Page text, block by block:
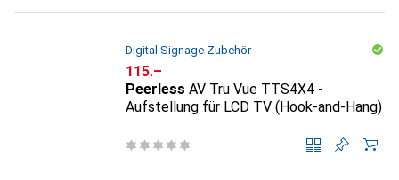
Digital Signage Zubehör
CHF
115.–
Peerless AV Tru Vue TTS4X4 -
Aufstellung für LCD TV (Hook-and-Hang)